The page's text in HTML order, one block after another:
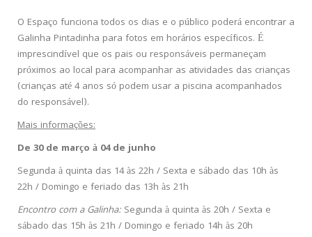
O Espaço funciona todos os dias e o público poderá encontrar a
Galinha Pintadinha para fotos em horários específicos. É
imprescindível que os pais ou responsáveis permaneçam
próximos ao local para acompanhar as atividades das crianças
(crianças até 4 anos só podem usar a piscina acompanhados
do responsável).
Mais informações:
De 30 de março à 04 de junho
Segunda à quinta das 14 às 22h / Sexta e sábado das 10h às
22h / Domingo e feriado das 13h às 21h
Encontro com a Galinha:Segunda à quinta às 20h / Sexta e
sábado das 15h às 21h / Domingo e feriado 14h às 20h